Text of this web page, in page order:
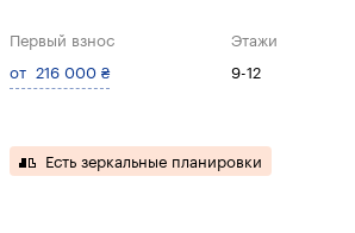
Первый взнос
от 216 000 ₴
Этажи
9-12
Есть зеркальные планировки